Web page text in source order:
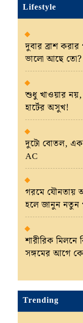
Lifestyle
দুবার ব্রাশ
ভালো আছে তো?
শুধু খাওয়ার
হার্টের অসুখ!
দুটো বোতল,
AC
গরমে যৌনতায়
হলে জানুন নতুন
শারীরিক
সঙ্গমের আগে
Trending